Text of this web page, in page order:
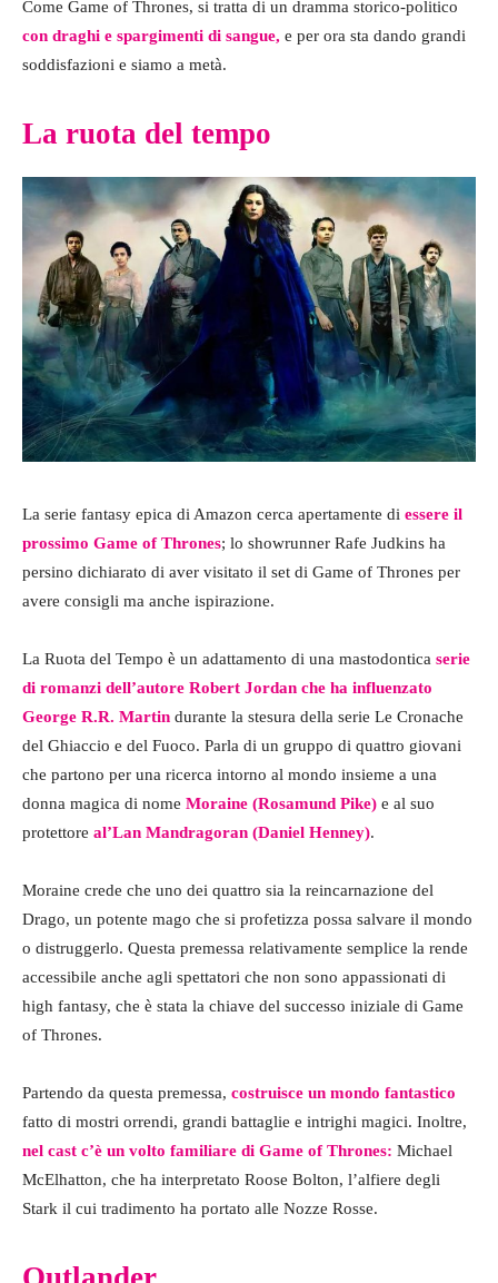
Come Game of Thrones, si tratta di un dramma storico-politico
con draghi e spargimenti di sangue, e per ora sta dando grandi
soddisfazioni e siamo a metà.
La ruota del tempo
La serie fantasy epica di Amazon cerca apertamente di essere il
prossimo Game of Thrones; lo showrunner Rafe Judkins ha
persino dichiarato di aver visitato il set di Game of Thrones per
avere consigli ma anche ispirazione.
La Ruota del Tempo è un adattamento di una mastodontica serie
di romanzi dell’autore Robert Jordan che ha influenzato
George R.R. Martin durante la stesura della serie Le Cronache
del Ghiaccio e del Fuoco. Parla di un gruppo di quattro giovani
che partono per una ricerca intorno al mondo insieme a una
donna magica di nome Moraine (Rosamund Pike) e al suo
protettore al’Lan Mandragoran (Daniel Henney).
Moraine crede che uno dei quattro sia la reincarnazione del
Drago, un potente mago che si profetizza possa salvare il mondo
o distruggerlo. Questa premessa relativamente semplice la rende
accessibile anche agli spettatori che non sono appassionati di
high fantasy, che è stata la chiave del successo iniziale di Game
of Thrones.
Partendo da questa premessa, costruisce un mondo fantastico
fatto di mostri orrendi, grandi battaglie e intrighi magici. Inoltre,
nel cast c’è un volto familiare di Game of Thrones: Michael
McElhatton, che ha interpretato Roose Bolton, l’alfiere degli
Stark il cui tradimento ha portato alle Nozze Rosse.